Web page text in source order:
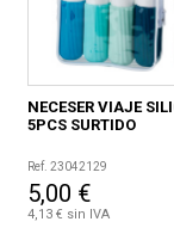
NECESER VIAJE
5PCS SURTIDO
Ref. 23042129
5,00 €
4,13 € sin IVA